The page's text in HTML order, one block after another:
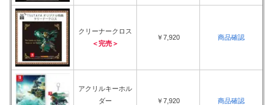
クリーナークロス
＜完売＞
￥7,920 商品確認
アクリルキーホル
ダー
￥7,920 商品確認